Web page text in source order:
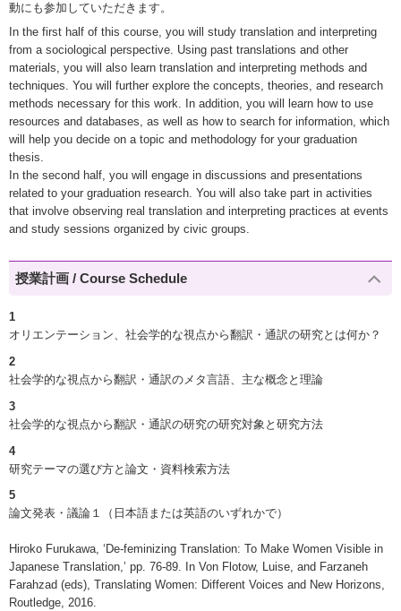
動にも参加していただきます。
In the first half of this course, you will study translation and interpreting
from a sociological perspective. Using past translations and other
materials, you will also learn translation and interpreting methods and
techniques. You will further explore the concepts, theories, and research
methods necessary for this work. In addition, you will learn how to use
resources and databases, as well as how to search for information, which
will help you decide on a topic and methodology for your graduation
thesis.
In the second half, you will engage in discussions and presentations
related to your graduation research. You will also take part in activities
that involve observing real translation and interpreting practices at events
and study sessions organized by civic groups.
授業計画 / Course Schedule
1
オリエンテーション、社会学的な視点から翻訳・通訳の研究とは何か？
2
社会学的な視点から翻訳・通訳のメタ言語、主な概念と理論
3
社会学的な視点から翻訳・通訳の研究の研究対象と研究方法
4
研究テーマの選び方と論文・資料検索方法
5
論文発表・議論１（日本語または英語のいずれかで）
Hiroko Furukawa, ‘De-feminizing Translation: To Make Women Visible in
Japanese Translation,’ pp. 76-89. In Von Flotow, Luise, and Farzaneh
Farahzad (eds), Translating Women: Different Voices and New Horizons,
Routledge, 2016.